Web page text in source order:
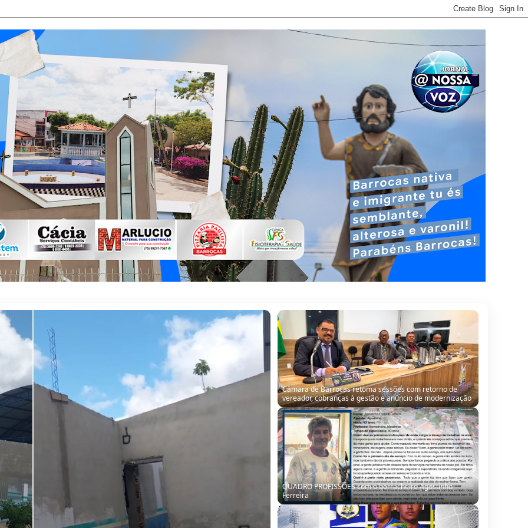
QUADRO PROFISSÕES com o borracheiro Agostinho
Ferreira
Seleção de Barrocas encara Santanópolis no terceiro
teste para o Intermunicipal 2026